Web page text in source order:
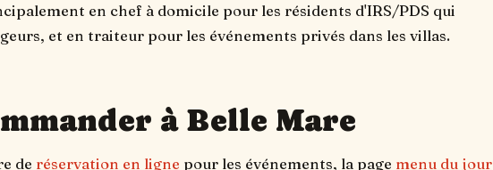
en chef à domicile pour les résidents d'IRS/PDS qui
et en traiteur pour les événements privés dans les villas.
à Belle Mare
de réservation en ligne pour les événements, la page menu du jour